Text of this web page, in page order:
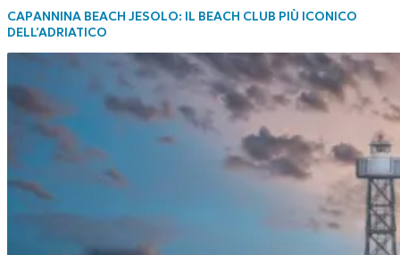
CAPANNINA BEACH JESOLO: IL BEACH CLUB PIÙ ICONICO
DELL’ADRIATICO